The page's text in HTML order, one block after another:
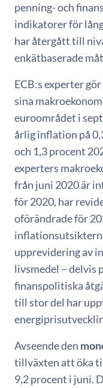
penning- och
indikatorer för
har återgått till
enkätbaserade
ECB:s experter
sina
euroområdet i
årlig inflation på
och 1,3 procent
experters
från juni 2020 är
för 2020, har
oförändrade för
upprevidering av
livsmedel – delvis
finanspolitiska
till stor del har
Avseende den
tillväxten att öka
9,2 procent i juni.